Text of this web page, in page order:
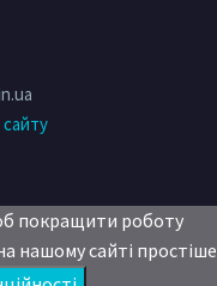
покращити роботу
нашому сайті простіше